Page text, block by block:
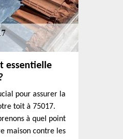
essentielle
pour assurer la
toit à 75017.
à quel point
maison contre les